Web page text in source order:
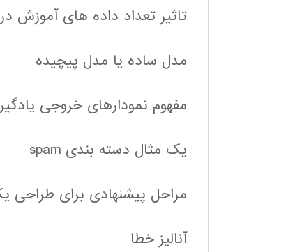
تاثیر تعداد داده های آموزش
مدل ساده یا مدل پیچیده
مفهوم نمودارهای خروجی
یک مثال دسته بندی spam
مراحل پیشنهادی برای طراحی
آنالیز خطا